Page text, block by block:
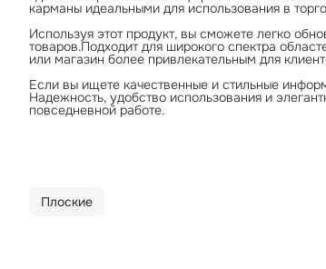
карманы идеальными для использования в
Используя этот продукт, вы сможете легко
товаров.Подходит для широкого спектра
или магазин более привлекательным для
Если вы ищете качественные и стильные
Надежность, удобство использования и
повседневной работе.
Плоские